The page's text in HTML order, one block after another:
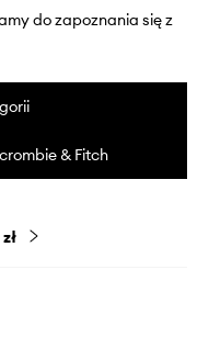
do zapoznania się z
& Fitch